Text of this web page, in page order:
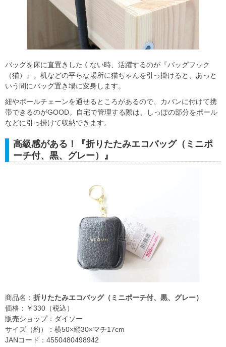
バッグを床に直置きしたくない時、活躍するのが『バッグフック
（猫）』。机などの平らな場所に猫ちゃんを引っ掛けると、あっと
いう間にバッグ置き場に変身します。
紐やボールチェーンを通せるところがあるので、カバンに付けて携
帯できるのがGOOD。自宅で管理する際は、しっぽの部分をポール
などに引っ掛けて収納できます。
高級感がある！『折りたたみエコバッグ（ミニポ
ーチ付、黒、グレー）』
商品名： 折りたたみエコバッグ（ミニポーチ付、黒、グレー）
価格：￥330（税込）
販売ショップ：ダイソー
サイズ（約）：横50×縦30×マチ17cm
JANコード：4550480498942